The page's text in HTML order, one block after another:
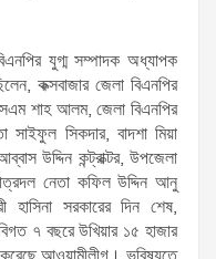
যুগ্ম সম্পাদক অধ্যাপক
কক্সবাজার জেলা বিএনপির
শাহ আলম, জেলা বিএনপির
সিকদার, বাদশা মিয়া
উদ্দিন কন্ট্রাক্টর, উপজেলা
নেতা কফিল উদ্দিন আনু
সরকারের দিন শেষ,
৭ বছরে উখিয়ার ১৫ হাজার